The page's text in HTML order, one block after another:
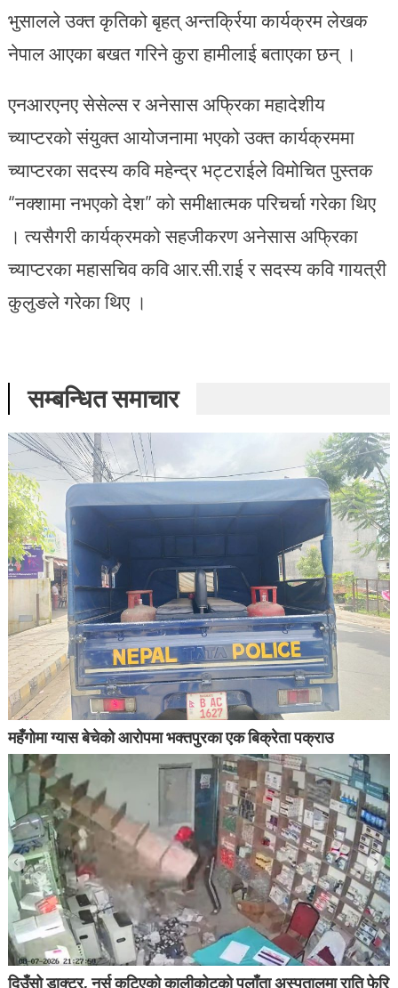
भुसालले उक्त कृतिको बृहत् अन्तर्क्रिया कार्यक्रम लेखक
नेपाल आएका बखत गरिने कुरा हामीलाई बताएका छन् ।
एनआरएनए सेसेल्स र अनेसास अफ्रिका महादेशीय
च्याप्टरको संयुक्त आयोजनामा भएको उक्त कार्यक्रममा
च्याप्टरका सदस्य कवि महेन्द्र भट्टराईले विमोचित पुस्तक
“नक्शामा नभएको देश” को समीक्षात्मक परिचर्चा गरेका थिए
। त्यसैगरी कार्यक्रमको सहजीकरण अनेसास अफ्रिका
च्याप्टरका महासचिव कवि आर.सी.राई र सदस्य कवि गायत्री
कुलुङले गरेका थिए ।
सम्बन्धित समाचार
महँगोमा ग्यास बेचेको आरोपमा भक्तपुरका एक बिक्रेता पक्राउ